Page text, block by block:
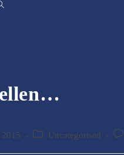
2015
Post
Uncategorised
Post